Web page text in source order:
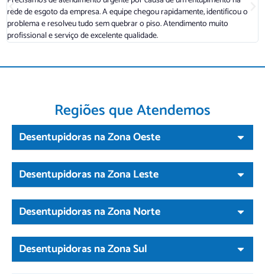
rede de esgoto da empresa. A equipe chegou rapidamente, identificou o
problema e resolveu tudo sem quebrar o piso. Atendimento muito
profissional e serviço de excelente qualidade.
Regiões que Atendemos
Desentupidoras na Zona Oeste
Desentupidoras na Zona Leste
Desentupidoras na Zona Norte
Desentupidoras na Zona Sul